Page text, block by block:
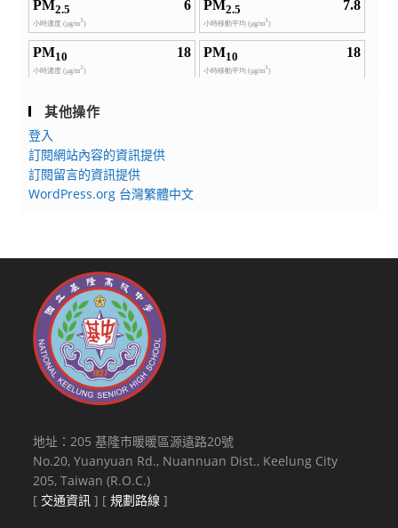
其他操作
登入
訂閱網站內容的資訊提供
訂閱留言的資訊提供
WordPress.org 台灣繁體中文
地址：205 基隆市暖暖區源遠路20號
No.20, Yuanyuan Rd., Nuannuan Dist., Keelung City
205, Taiwan (R.O.C.)
[ 交通資訊 ] [規劃路線 ]